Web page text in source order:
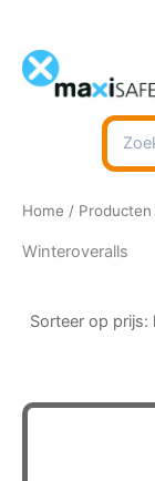
inhoud
Zoeken
naar:
Home / Producten
Winteroveralls